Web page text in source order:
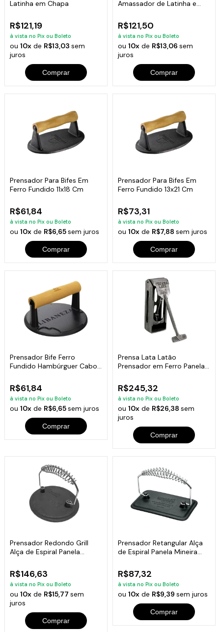
Latinha em Chapa
R$121,19
à vista no Pix ou Boleto
ou10x de R$13,03sem
juros
Comprar
Amassador de Latinha e
R$121,50
à vista no Pix ou Boleto
ou 10xde R$13,06 sem
juros
Comprar
Prensador Para Bifes Em
Ferro Fundido 11x18 Cm
R$61,84
à vista no Pix ou Boleto
ou10x de R$6,65sem juros
Comprar
Prensador Para Bifes Em
Ferro Fundido 13x21 Cm
R$73,31
à vista no Pix ou Boleto
ou 10xde R$7,88 sem juros
Comprar
Prensador Bife Ferro
Fundido Hambúrguer Cabo
R$61,84
à vista no Pix ou Boleto
ou10x de R$6,65sem juros
Comprar
Prensa Lata Latão
Prensador em Ferro Panela
R$245,32
à vista no Pix ou Boleto
ou 10xde R$26,38 sem
juros
Comprar
Prensador Redondo Grill
Alça de Espiral Panela
R$146,63
à vista no Pix ou Boleto
ou10x de R$15,77sem
juros
Comprar
Prensador Retangular Alça
de Espiral Panela Mineira
R$87,32
à vista no Pix ou Boleto
ou 10xde R$9,39 sem juros
Comprar